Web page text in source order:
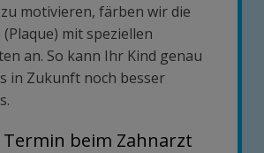
motivieren, färben wir die
mit speziellen
an. So kann Ihr Kind genau
in Zukunft noch besser
Termin beim Zahnarzt